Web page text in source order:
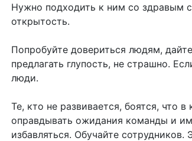
Нужно подходить к ним со здравым
открытость.
Попробуйте довериться людям,
предлагать глупость, не страшно.
люди.
Те, кто не развивается, боятся, что
оправдывать ожидания команды и
избавляться. Обучайте